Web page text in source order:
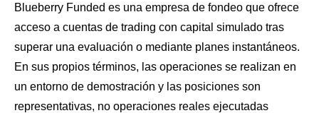
Blueberry Funded es una empresa de fondeo que ofrece
acceso a cuentas de trading con capital simulado tras
superar una evaluación o mediante planes instantáneos.
En sus propios términos, las operaciones se realizan en
un entorno de demostración y las posiciones son
representativas, no operaciones reales ejecutadas